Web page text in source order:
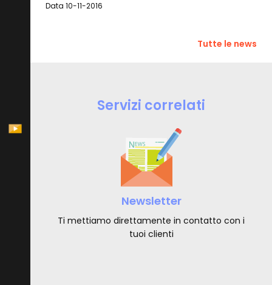
Data 10-11-2016
Tutte le news
Servizi correlati
Newsletter
Ti mettiamo direttamente in contatto con i
tuoi clienti